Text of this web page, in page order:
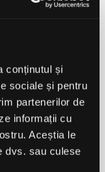
conținutul și
sociale și pentru
partenerilor de
informații cu
Aceștia le
dvs. sau culese
pentru a
colagen
și nuanța